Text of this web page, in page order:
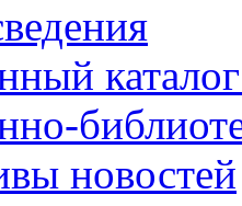
новостей